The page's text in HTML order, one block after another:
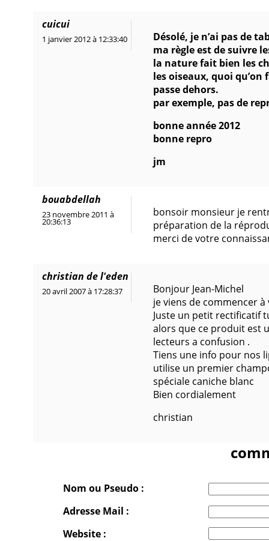
cuicui
1 janvier 2012 à 12:33:40
Désolé, je n’ai pas de
ma règle est de suivre
la nature fait bien les
les oiseaux, quoi qu’on
passe dehors.
par exemple, pas de
bonne année 2012
bonne repro
jm
bouabdellah
23 novembre 2011 à
20:36:13
bonsoir monsieur je
préparation de la
merci de votre
christian de l'eden
20 avril 2007 à 17:28:37
Bonjour Jean-Michel
je viens de commencer
Juste un petit rectificatif
alors que ce produit est
lecteurs a confusion .
Tiens une info pour nos
utilise un premier
spéciale caniche blanc
Bien cordialement
christian
Nom ou Pseudo :
Adresse Mail :
Website :